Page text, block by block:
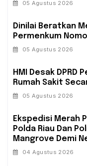
05 Agustus 2026
Dinilai Beratkan
Permenkum
05 Agustus 2026
HMI Desak DPRD
Rumah Sakit
05 Agustus 2026
Ekspedisi Merah
Polda Riau Dan
Mangrove Demi
04 Agustus 2026